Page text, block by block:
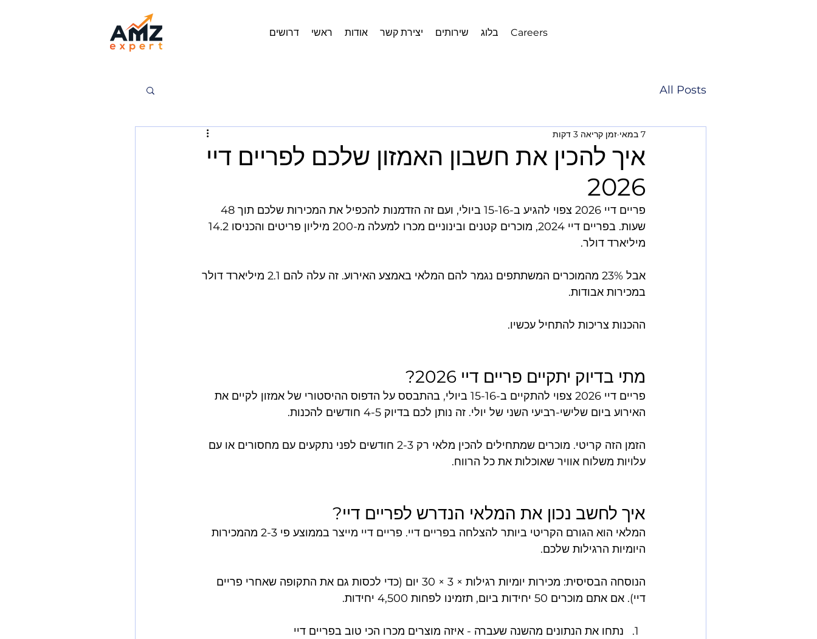
דרושים ראשי אודות יצירת קשר שירותים בלוג Careers
All Posts
איך להכין את חשבון האמזון שלכם לפריים דיי
2026
7 במאי זמן קריאה 3 דקות
אבל 23% מהמוכרים המשתתפים נגמר להם המלאי באמצע האירוע. זה עלה להם 2.1 מיליארד דולר
ההכנות צריכות להתחיל עכשיו.
מתי בדיוק יתקיים פריים דיי 2026?
פריים דיי 2026 צפוי להתקיים ב-15-16 ביולי, בהתבסס על הדפוס ההיסטורי של אמזון לקיים את
הזמן הזה קריטי. מוכרים שמתחילים להכין מלאי רק 2-3 חודשים לפני נתקעים עם מחסורים או עם
עלויות משלוח אוויר שאוכלות את כל הרווח.
איך לחשב נכון את המלאי הנדרש לפריים דיי?
המלאי הוא הגורם הקריטי ביותר להצלחה בפריים דיי. פריים דיי מייצר בממוצע פי 2-3 מהמכירות
הנוסחה הבסיסית: מכירות יומיות רגילות × 3 × 30 יום (כדי לכסות גם את התקופה שאחרי פריים
דיי). אם אתם מוכרים 50 יחידות ביום, תזמינו לפחות 4,500 יחידות.
נתחו את הנתונים מהשנה שעברה - איזה מוצרים מכרו הכי טוב בפריים דיי